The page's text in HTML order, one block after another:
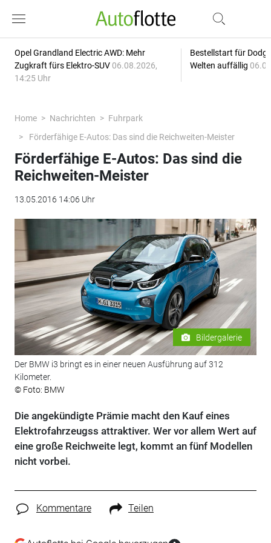
Opel Grandland Electric AWD: Mehr
Zugkraft fürs Elektro-SUV 06.08.2026,
14:25 Uhr
Bestellstart für
Welten auffällig
Home Nachrichten
Fuhrpark
Förderfähige E-Autos: Das sind die Reichweiten-Meister
Förderfähige E-Autos: Das sind die
Reichweiten-Meister
13.05.2016 14:06 Uhr
Bildergalerie
Der BMW i3 bringt es in einer neuen Ausführung auf 312
Kilometer.
© Foto: BMW
Die angekündigte Prämie macht den Kauf eines
Elektrofahrzeugss attraktiver. Wer vor allem Wert auf
eine große Reichweite legt, kommt an fünf Modellen
nicht vorbei.
Kommentare Teilen